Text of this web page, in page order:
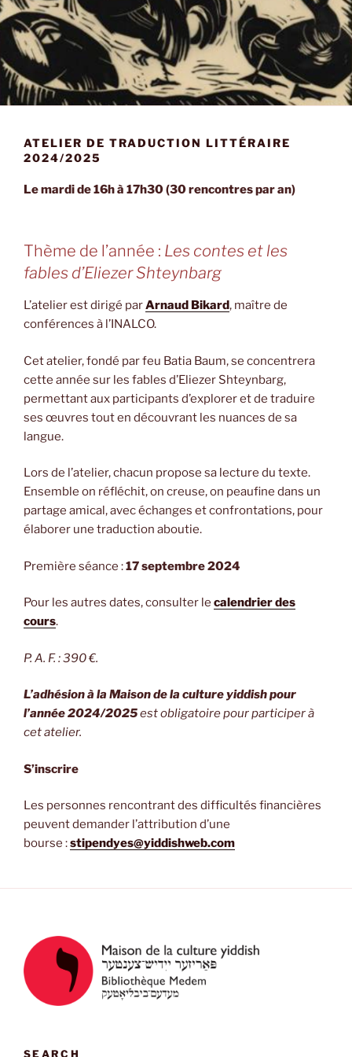
ATELIER DE TRADUCTION LITTÉRAIRE
2024/2025
Le mardi de 16h à 17h30 (30 rencontres par an)
Thème de l’année : Les contes et les
fables d’Eliezer Shteynbarg
L’atelier est dirigé parArnaud Bikard, maître de
conférences à l’INALCO.
Cet atelier, fondé par feu Batia Baum, se concentrera
cette année sur les fables d’Eliezer Shteynbarg,
permettant aux participants d’explorer et de traduire
ses œuvres tout en découvrant les nuances de sa
langue.
Lors de l’atelier, chacun propose sa lecture du texte.
Ensemble on réfléchit, on creuse, on peaufine dans un
partage amical, avec échanges et confrontations, pour
élaborer une traduction aboutie.
Première séance :17 septembre 2024
Pour les autres dates, consulter le calendrier des
cours.
P. A. F. : 390 €.
L’adhésion à la Maison de la culture yiddish pour
l’année 2024/2025est obligatoire pour participer à
cet atelier.
S’inscrire
Les personnes rencontrant des difficultés financières
peuvent demander l’attribution d’une
bourse :stipendyes@yiddishweb.com
SEARCH